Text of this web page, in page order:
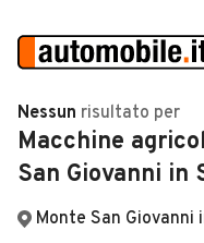
Auto
Auto usate
Auto Km 0
VENDI
MAGAZINE
ACCEDI
Nessun risultato per
Macchine
San Giovanni in
Monte San Giovanni